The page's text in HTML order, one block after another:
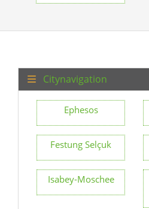
Citynavigation
Ephesos
Festung Selçuk
Isabey-Moschee